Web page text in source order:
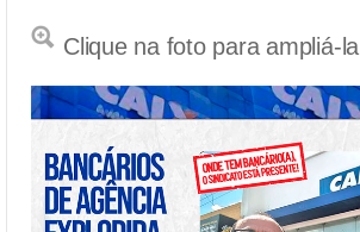
Clique na foto para ampliá-la